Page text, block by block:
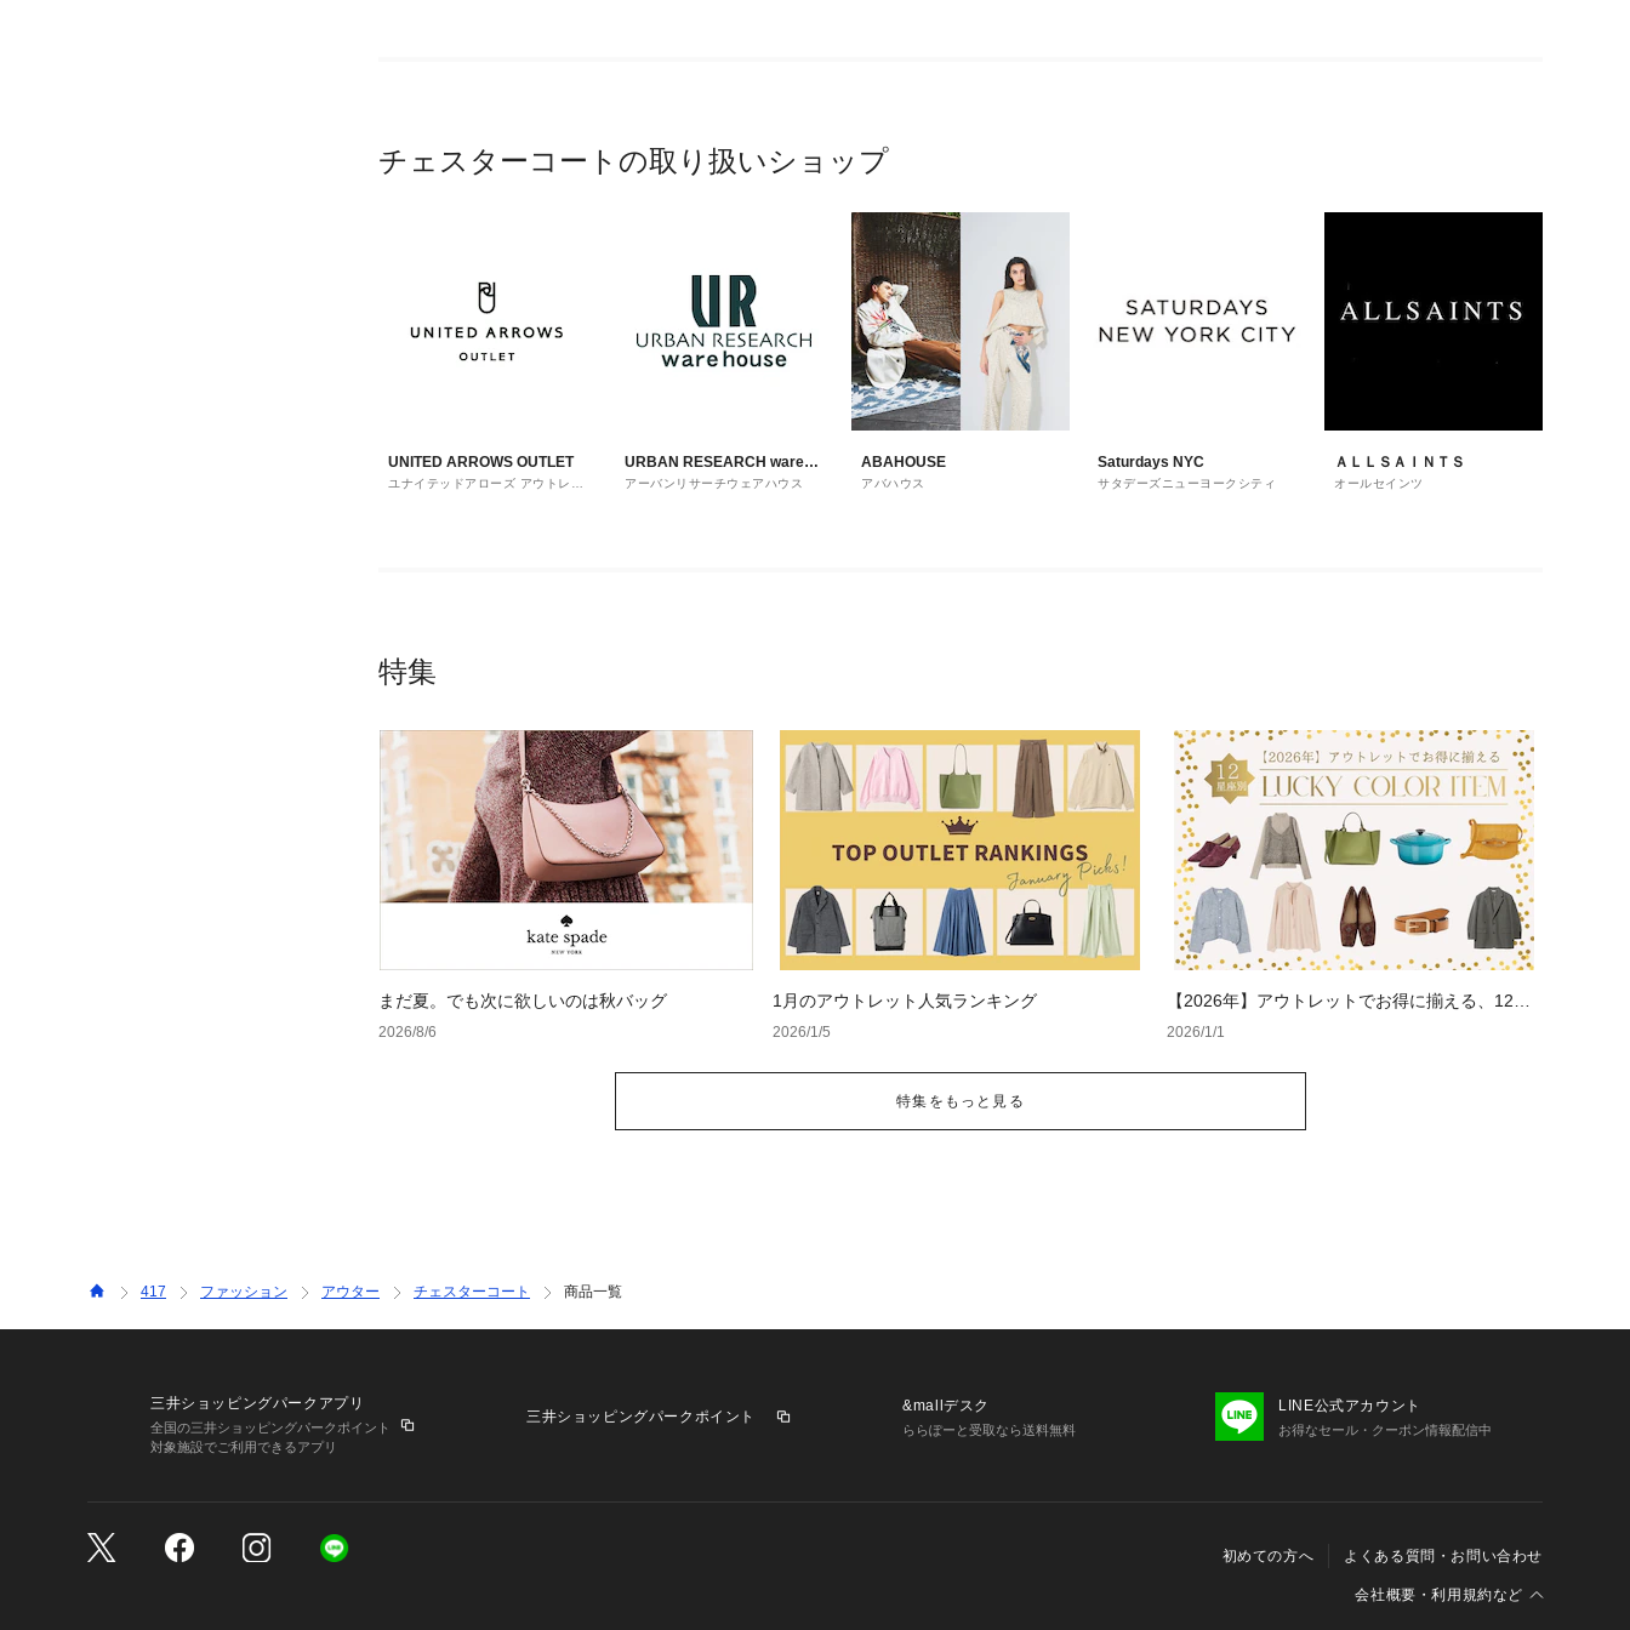
チェスターコートの取り扱いショップ
UNITED ARROWS OUTLET
ユナイテッドアローズ アウトレッ
URBAN RESEARCH ware
house
アーバンリサーチウェアハウス
ABAHOUSE
アバハウス
Saturdays NYC
サタデーズニューヨークシティ
ＡＬＬＳＡＩＮＴＳ
オールセインツ
特集
まだ夏。でも次に欲しいのは秋バッグ
2026/8/6
1月のアウトレット人気ランキング
2026/1/5
【2026年】アウトレットでお得に揃える、12星
座別ラッキーカラー
2026/1/1
特集をもっと見る
417 ファッション アウター チェスターコート 商品一覧
三井ショッピングパークアプリ
全国の三井ショッピングパークポイント
対象施設でご利用できるアプリ
三井ショッピングパークポイント
&mallデスク
ららぽーと受取なら送料無料
LINE公式アカウント
お得なセール・クーポン情報配信中
初めての方へ よくある質問・お問い合わせ
会社概要・利用規約など